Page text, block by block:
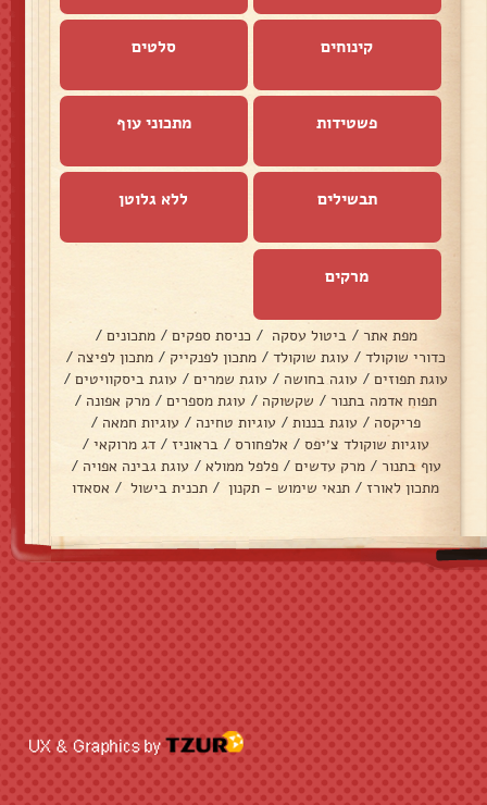
קינוחים סלטים
פשטידות מתכוני עוף
תבשילים ללא גלוטן
מרקים
מפת אתר / ביטול עסקה / כניסת ספקים / מתכונים /
כדורי שוקולד / עוגת שוקולד / מתכון לפנקייק / מתכון לפיצה /
עוגת תפוזים / עוגה בחושה / עוגת שמרים / עוגת ביסקוויטים /
תפוח אדמה בתנור / שקשוקה / עוגת מספרים / מרק אפונה /
פריקסה / עוגת בננות / עוגיות טחינה / עוגיות חמאה /
עוגיות שוקולד צ׳יפס / אלפחורס / בראוניז / דג מרוקאי /
עוף בתנור / מרק עדשים / פלפל ממולא / עוגת גבינה אפויה /
מתכון לאורז / תנאי שימוש - תקנון / תכנית בישול / אסאדו